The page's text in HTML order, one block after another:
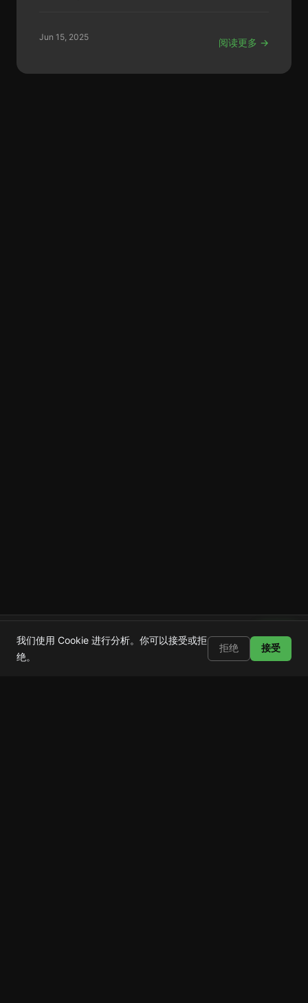
Jun 15, 2025 阅读更多 →
屏蔽 Shorts、Reels 和 TikTok 安装
我们使用 Cookie 进行分析。你可以接受或拒
绝。
拒绝 接受